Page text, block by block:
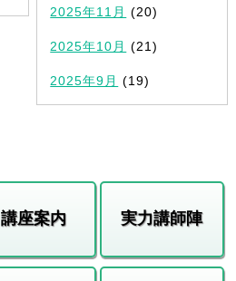
2025年11月 (20)
2025年10月 (21)
2025年9月 (19)
講座案内 実力講師陣